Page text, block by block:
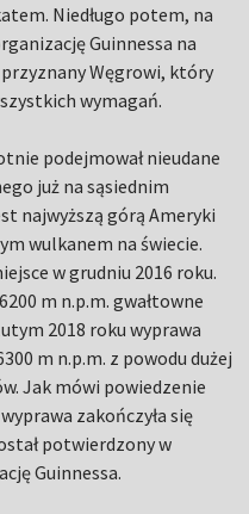
Niedługo potem, na
Guinnessa na
Węgrowi, który
wymagań.
podejmował nieudane
już na sąsiednim
najwyższą górą Ameryki
wulkanem na świecie.
w grudniu 2016 roku.
m n.p.m. gwałtowne
2018 roku wyprawa
m n.p.m. z powodu dużej
Jak mówi powiedzenie
zakończyła się
potwierdzony w
Guinnessa.